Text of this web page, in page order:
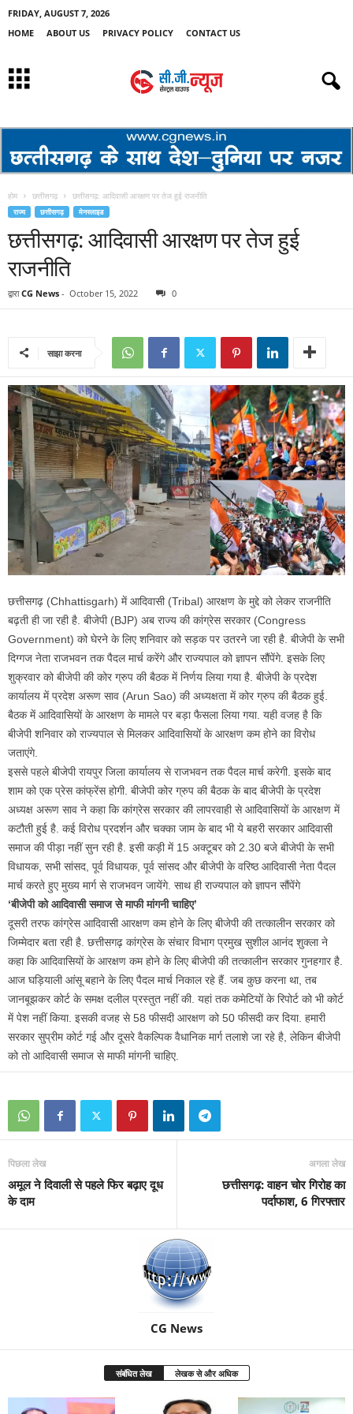
FRIDAY, AUGUST 7, 2026
HOME
ABOUT US PRIVACY POLICY CONTACT US
होम छत्तीसगढ़ छत्तीसगढ़: आदिवासी आरक्षण पर तेज हुई राजनीति
राज्य छत्तीसगढ़ मेनस्लाइड
छत्तीसगढ़: आदिवासी आरक्षण पर तेज हुई
राजनीति
द्वारा CG News - October 15, 2022 0
साझा करना
छत्तीसगढ़ (Chhattisgarh) में आदिवासी (Tribal) आरक्षण के मुद्दे को लेकर राजनीति
बढ़ती ही जा रही है. बीजेपी (BJP) अब राज्य की कांग्रेस सरकार (Congress
Government) को घेरने के लिए शनिवार को सड़क पर उतरने जा रही है. बीजेपी के सभी
दिग्गज नेता राजभवन तक पैदल मार्च करेंगे और राज्यपाल को ज्ञापन सौंपेंगे. इसके लिए
शुक्रवार को बीजेपी की कोर ग्रुप की बैठक में निर्णय लिया गया है. बीजेपी के प्रदेश
कार्यालय में प्रदेश अरूण साव (Arun Sao) की अध्यक्षता में कोर ग्रुप की बैठक हुई.
बैठक में आदिवासियों के आरक्षण के मामले पर बड़ा फैसला लिया गया. यही वजह है कि
बीजेपी शनिवार को राज्यपाल से मिलकर आदिवासियों के आरक्षण कम होने का विरोध
जताएंगे.
इससे पहले बीजेपी रायपुर जिला कार्यालय से राजभवन तक पैदल मार्च करेगी. इसके बाद
शाम को एक प्रेस कांफ्रेंस होगी. बीजेपी कोर ग्रुप की बैठक के बाद बीजेपी के प्रदेश
अध्यक्ष अरूण साव ने कहा कि कांग्रेस सरकार की लापरवाही से आदिवासियों के आरक्षण में
कटौती हुई है. कई विरोध प्रदर्शन और चक्का जाम के बाद भी ये बहरी सरकार आदिवासी
समाज की पीड़ा नहीं सुन रही है. इसी कड़ी में 15 अक्टूबर को 2.30 बजे बीजेपी के सभी
विधायक, सभी सांसद, पूर्व विधायक, पूर्व सांसद और बीजेपी के वरिष्ठ आदिवासी नेता पैदल
मार्च करते हुए मुख्य मार्ग से राजभवन जायेंगे. साथ ही राज्यपाल को ज्ञापन सौंपेंगे
‘बीजेपी को आदिवासी समाज से माफी मांगनी चाहिए’
दूसरी तरफ कांग्रेस आदिवासी आरक्षण कम होने के लिए बीजेपी की तत्कालीन सरकार को
जिम्मेदार बता रही है. छत्तीसगढ़ कांग्रेस के संचार विभाग प्रमुख सुशील आनंद शुक्ला ने
कहा कि आदिवासियों के आरक्षण कम होने के लिए बीजेपी की तत्कालीन सरकार गुनहगार है.
आज घड़ियाली आंसू बहाने के लिए पैदल मार्च निकाल रहे हैं. जब कुछ करना था, तब
जानबूझकर कोर्ट के समक्ष दलील प्रस्तुत नहीं की. यहां तक कमेटियों के रिपोर्ट को भी कोर्ट
में पेश नहीं किया. इसकी वजह से 58 फीसदी आरक्षण को 50 फीसदी कर दिया. हमारी
सरकार सुप्रीम कोर्ट गई और दूसरे वैकल्पिक वैधानिक मार्ग तलाशे जा रहे है, लेकिन बीजेपी
को तो आदिवासी समाज से माफी मांगनी चाहिए.
पिछला लेख
अमूल ने दिवाली से पहले फिर बढ़ाए दूध
के दाम
अगला लेख
छत्तीसगढ़: वाहन चोर गिरोह का
पर्दाफाश, 6 गिरफ्तार
CG News
संबंधित लेख लेखक से और अधिक